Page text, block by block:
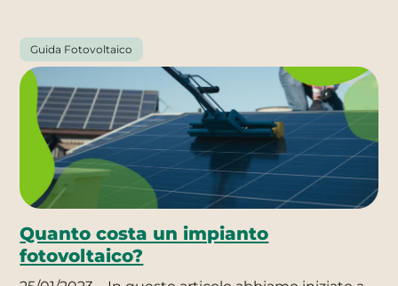
Guida Fotovoltaico
Quanto costa un impianto
fotovoltaico?